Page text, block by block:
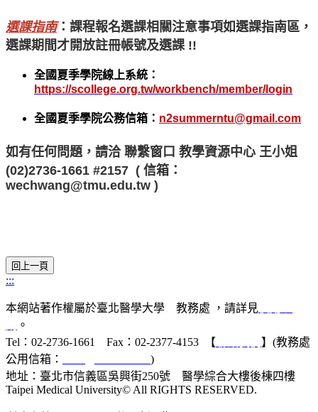
選課指南：課程報名選課相關注意事項如選課指南區，
選課期間才開放註冊帳號及選課 !!
全國夏季學院線上系統：
https://scollege.org.tw/workbench/member/login
全國夏季學院公務信箱： n2summerntu@gmail.com
如有任何問題，請洽 聯繫窗口 教學資源中心 王小姐
(02)2736-1661 #2157 ( 信箱：
wechwang@tmu.edu.tw )
:::
本網站著作權屬於臺北醫學大學 教務處 ，請詳見
。
Tel：02-2736-1661 Fax：02-2377-4153 【
】(教務處
公用信箱：
)
地址：臺北市信義區吳興街250號 醫學綜合大樓後棟四樓
Taipei Medical University© All RIGHTS RESERVED.